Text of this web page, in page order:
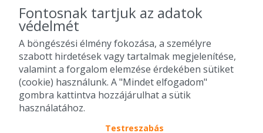
2010-2026 Copyright - Falatozz.hu - Diston-line Kft.
Pizza, gyros, hamburger, menük kedvező áron, egy helyen az összes
étterem ajánlata.
Fontosnak tartjuk az adatok
védelmét
A böngészési élmény fokozása, a személyre
szabott hirdetések vagy tartalmak megjelenítése,
valamint a forgalom elemzése érdekében sütiket
(cookie) használunk. A "Mindet elfogadom"
gombra kattintva hozzájárulhat a sütik
használatához.
Testreszabás